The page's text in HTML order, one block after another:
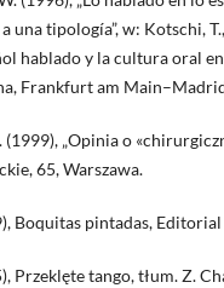
una tipología”, w: Kotschi,
hablado y la cultura oral
Frankfurt am
„Opinia o
65, Warszawa.
Boquitas pintadas,
Przeklęte tango, tłum. Z.